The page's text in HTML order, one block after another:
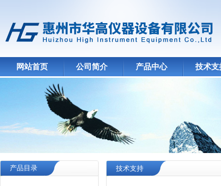
网站首页 公司简介 产品中心 技术支
产品目录 技术支持